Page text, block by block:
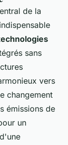
de la
sans
vers
changement
émissions de
un